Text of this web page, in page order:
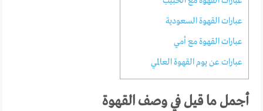
عبارات القهوة السعودية
عبارات القهوة مع أمي
عبارات عن يوم القهوة العالمي
أجمل ما قيل في وصف القهوة